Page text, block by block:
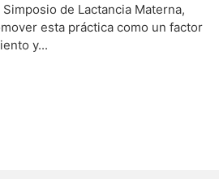
de Lactancia Materna,
esta práctica como un factor
y...